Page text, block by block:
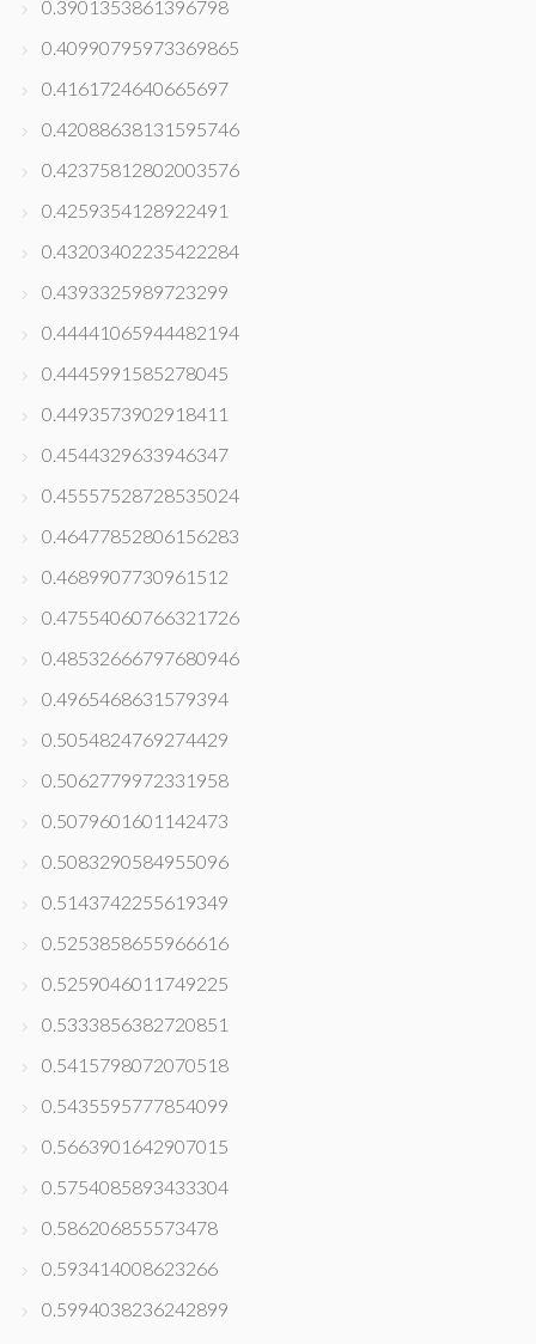
0.3901353861396798
0.40990795973369865
0.4161724640665697
0.42088638131595746
0.42375812802003576
0.4259354128922491
0.43203402235422284
0.4393325989723299
0.44441065944482194
0.4445991585278045
0.4493573902918411
0.4544329633946347
0.45557528728535024
0.46477852806156283
0.4689907730961512
0.47554060766321726
0.48532666797680946
0.4965468631579394
0.5054824769274429
0.5062779972331958
0.5079601601142473
0.5083290584955096
0.5143742255619349
0.5253858655966616
0.5259046011749225
0.5333856382720851
0.5415798072070518
0.5435595777854099
0.5663901642907015
0.5754085893433304
0.586206855573478
0.593414008623266
0.5994038236242899